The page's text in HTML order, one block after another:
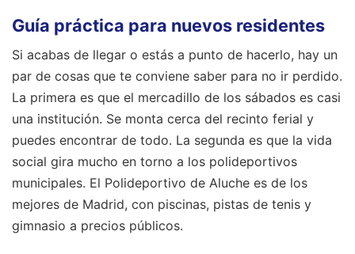
Guía práctica para nuevos residentes
Si acabas de llegar o estás a punto de hacerlo, hay un
par de cosas que te conviene saber para no ir perdido.
La primera es que el mercadillo de los sábados es casi
una institución. Se monta cerca del recinto ferial y
puedes encontrar de todo. La segunda es que la vida
social gira mucho en torno a los polideportivos
municipales. El Polideportivo de Aluche es de los
mejores de Madrid, con piscinas, pistas de tenis y
gimnasio a precios públicos.